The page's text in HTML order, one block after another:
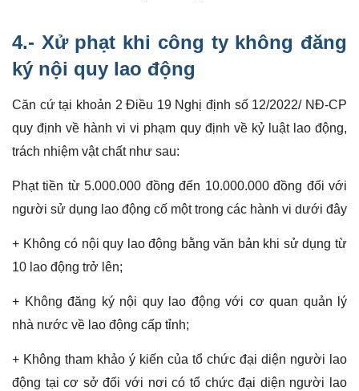
4.- Xử phạt khi công ty không đăng
ký nội quy lao động
Căn cứ tại khoản 2 Điều 19 Nghị định số 12/2022/ NĐ-CP
quy định về hành vi vi phạm quy định về kỷ luật lao động,
trách nhiệm vật chất như sau:
Phạt tiền từ 5.000.000 đồng đến 10.000.000 đồng đối với
người sử dụng lao động cố một trong các hành vi dưới đây
+ Không có nội quy lao động bằng văn bản khi sử dụng từ
10 lao động trở lên;
+ Không đăng ký nội quy lao động với cơ quan quản lý
nhà nước về lao động cấp tỉnh;
+ Không tham khảo ý kiến của tổ chức đại diện người lao
động tại cơ sở đối với nơi có tổ chức đại diện người lao